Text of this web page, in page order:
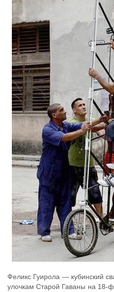
Феликс Гуирола — кубинский
улочкам Старой Гаваны на 18-